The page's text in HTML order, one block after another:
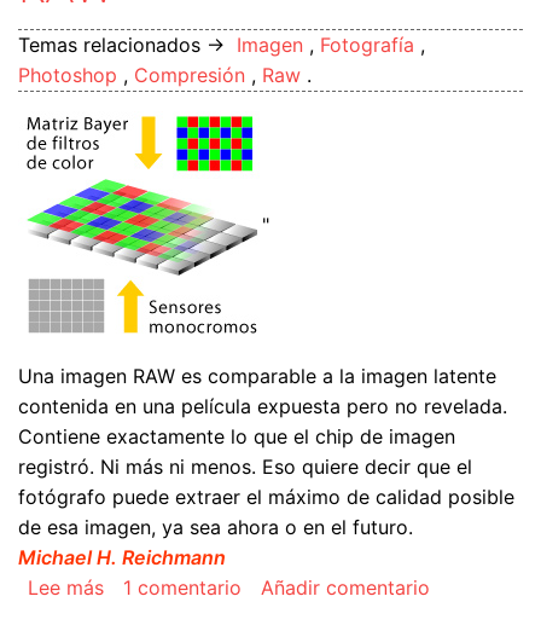
Temas relacionados → Imagen , Fotografía ,
Photoshop , Compresión , Raw .
"
Una imagen RAW es comparable a la imagen latente
contenida en una película expuesta pero no revelada.
Contiene exactamente lo que el chip de imagen
registró. Ni más ni menos. Eso quiere decir que el
fotógrafo puede extraer el máximo de calidad posible
de esa imagen, ya sea ahora o en el futuro.
Michael H. Reichmann
Lee mássobre Qué son las imágenes RAW
1 comentario Añadir comentario